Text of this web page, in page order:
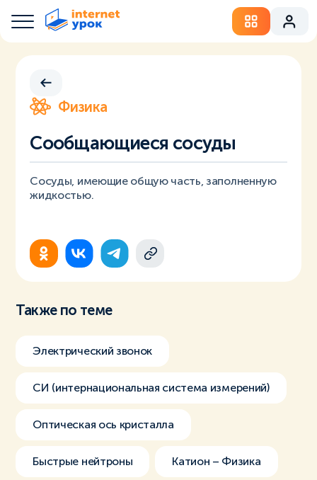
Физика
Сообщающиеся сосуды
Сосуды, имеющие общую часть, заполненную
жидкостью.
Также по теме
Электрический звонок
СИ (интернациональная система измерений)
Оптическая ось кристалла
Быстрые нейтроны Катион – Физика